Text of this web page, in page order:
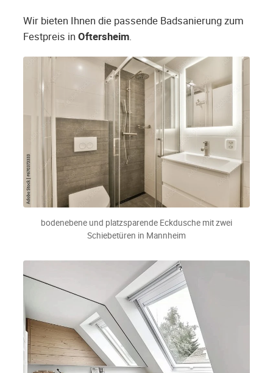
Wir bieten Ihnen die passende Badsanierung zum
Festpreis in Oftersheim.
bodenebene und platzsparende Eckdusche mit zwei
Schiebetüren in Mannheim